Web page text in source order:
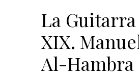
La
XIX.
Al-Hambra